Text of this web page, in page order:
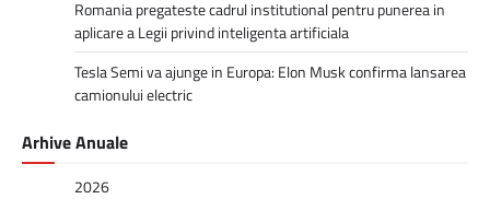
Romania pregateste cadrul institutional pentru punerea in
aplicare a Legii privind inteligenta artificiala
Tesla Semi va ajunge in Europa: Elon Musk confirma lansarea
camionului electric
Arhive Anuale
2026